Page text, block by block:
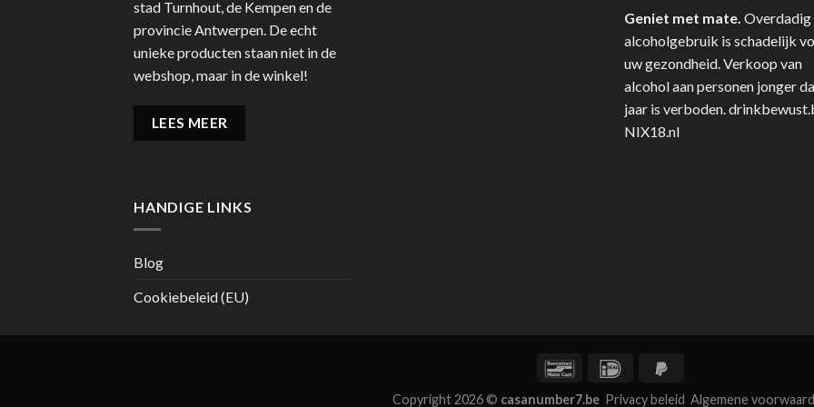
stad Turnhout, de Kempen en de
provincie Antwerpen. De echt
unieke producten staan niet in de
webshop, maar in de winkel!
LEES MEER
Geniet met mate. Overdadig
alcoholgebruik is schadelijk
uw gezondheid. Verkoop van
alcohol aan personen jonger
jaar is verboden.
NIX18.nl
HANDIGE LINKS
Blog
Cookiebeleid (EU)
Copyright 2026 © casanumber7.be Privacy beleid Algemene